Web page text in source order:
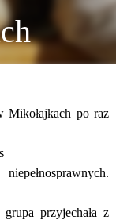
Mikołajkach po raz
przyjechała z